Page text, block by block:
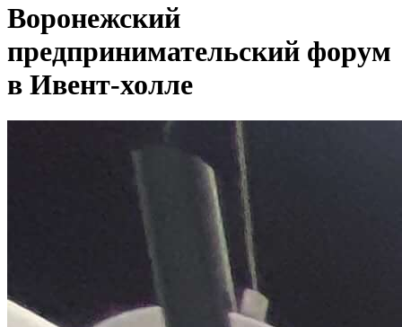
Воронежский
предпринимательский форум
в Ивент-холле